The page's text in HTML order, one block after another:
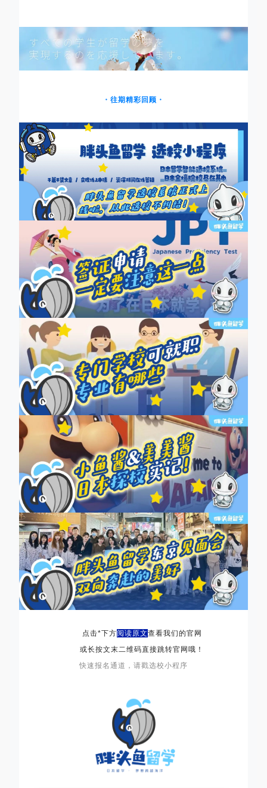
・往期精彩回顾・
点击*下方阅读原文查看我们的官网
或长按文末二维码直接跳转官网哦！
快速报名通道，请戳选校小程序